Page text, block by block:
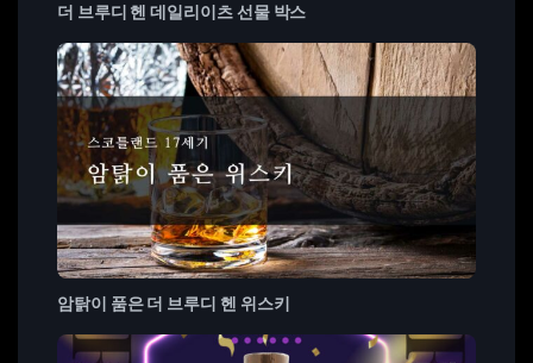
더 브루디 헨 데일리이츠 선물 박스
암탉이 품은 더 브루디 헨 위스키